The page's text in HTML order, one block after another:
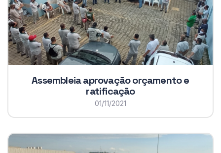
Assembleia aprovação orçamento e
ratificação
01/11/2021